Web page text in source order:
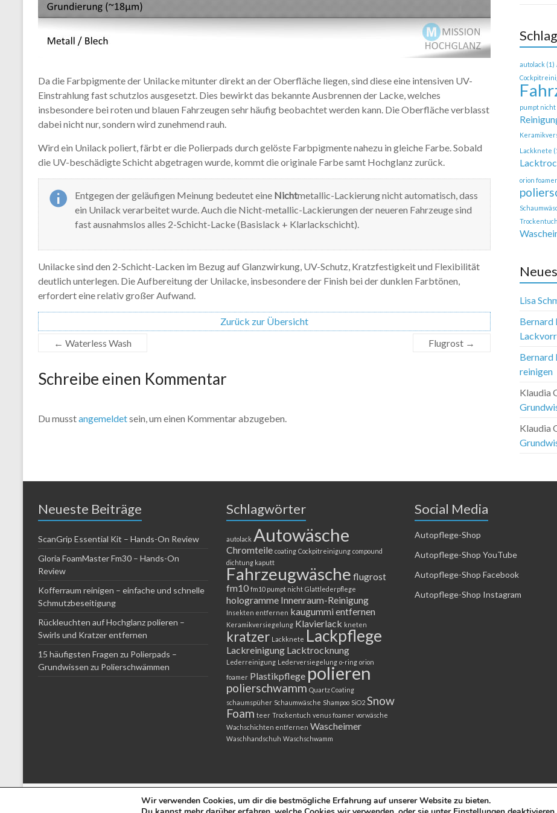
Da die Farbpigmente der Unilacke mitunter direkt an der Oberfläche liegen, sind diese eine intensiven UV-
Einstrahlung fast schutzlos ausgesetzt. Dies bewirkt das bekannte Ausbrennen der Lacke, welches
insbesondere bei roten und blauen Fahrzeugen sehr häufig beobachtet werden kann. Die Oberfläche verblasst
dabei nicht nur, sondern wird zunehmend rauh.
Wird ein Unilack poliert, färbt er die Polierpads durch gelöste Farbpigmente nahezu in gleiche Farbe. Sobald
die UV-beschädigte Schicht abgetragen wurde, kommt die originale Farbe samt Hochglanz zurück.
Entgegen der geläufigen Meinung bedeutet eine Nichtmetallic-Lackierung nicht automatisch, dass
ein Unilack verarbeitet wurde. Auch die Nicht-metallic-Lackierungen der neueren Fahrzeuge sind
fast ausnahmslos alles 2-Schicht-Lacke (Basislack + Klarlackschicht).
Unilacke sind den 2-Schicht-Lacken im Bezug auf Glanzwirkung, UV-Schutz, Kratzfestigkeit und Flexibilität
deutlich unterlegen. Die Aufbereitung der Unilacke, insbesondere der Finish bei der dunklen Farbtönen,
erfordert eine relativ großer Aufwand.
Zurück zur Übersicht
← Waterless Wash Flugrost →
Schreibe einen Kommentar
Du musstangemeldetsein, um einen Kommentar abzugeben.
autolack (1)
pumpt nicht
Lackknete
orion foamer
Trockentuch
Lisa
Bernard
Bernard
reinigen
Klaudia
Klaudia
Neueste Beiträge
ScanGrip Essential Kit – Hands-On Review
Gloria FoamMaster Fm30 – Hands-On
Review
Kofferraum reinigen – einfache und schnelle
Schmutzbeseitigung
Rückleuchten auf Hochglanz polieren –
Swirls und Kratzer entfernen
15 häufigsten Fragen zu Polierpads –
Grundwissen zu Polierschwämmen
Schlagwörter
autolack Autowäsche
Chromteile coating Cockpitreinigung compound
dichtung kaputt
Fahrzeugwäsche flugrost
fm10 fm10 pumpt nicht Glattlederpflege
hologramme Innenraum-Reinigung
Insekten entfernen kaugummi entfernen
Keramikversiegelung Klavierlack kneten
kratzer Lackknete Lackpflege
Lackreinigung Lacktrocknung
Lederreinigung Lederversiegelung o-ring orion
foamer Plastikpflege polieren
polierschwamm Quartz Coating
schaumspüher Schaumwäsche Shampoo SiO2 Snow
Foam teer Trockentuch venus foamer vorwäsche
Wachschichten entfernen Wascheimer
Waschhandschuh Waschschwamm
Social Media
Autopflege-Shop
Autopflege-Shop YouTube
Autopflege-Shop Facebook
Autopflege-Shop Instagram
Mission Hochglanz . Powered by Autopflege-Shop.de
Wir verwenden Cookies, um dir die bestmögliche Erfahrung auf unserer Website zu bieten.